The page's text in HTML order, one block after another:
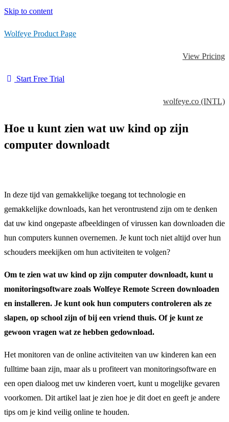
Skip to content
Wolfeye Product Page
View Pricing
Start Free Trial
wolfeye.co (INTL)
Hoe u kunt zien wat uw kind op zijn
computer downloadt
In deze tijd van gemakkelijke toegang tot technologie en
gemakkelijke downloads, kan het verontrustend zijn om te denken
dat uw kind ongepaste afbeeldingen of virussen kan downloaden die
hun computers kunnen overnemen. Je kunt toch niet altijd over hun
schouders meekijken om hun activiteiten te volgen?
Om te zien wat uw kind op zijn computer downloadt, kunt u
monitoringsoftware zoals Wolfeye Remote Screen downloaden
en installeren. Je kunt ook hun computers controleren als ze
slapen, op school zijn of bij een vriend thuis. Of je kunt ze
gewoon vragen wat ze hebben gedownload.
Het monitoren van de online activiteiten van uw kinderen kan een
fulltime baan zijn, maar als u profiteert van monitoringsoftware en
een open dialoog met uw kinderen voert, kunt u mogelijke gevaren
voorkomen. Dit artikel laat je zien hoe je dit doet en geeft je andere
tips om je kind veilig online te houden.